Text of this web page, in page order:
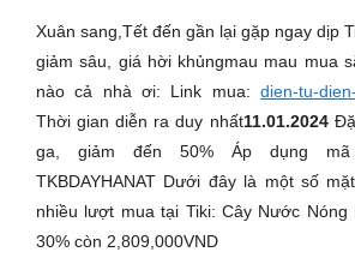
Xuân sang,Tết đến gần lại gặp ngay dịp
giảm sâu, giá hời khủngmau mau mua
nào cả nhà ơi: Link mua: dien-tu-
Thời gian diễn ra duy nhất11.01.2024
ga, giảm đến 50% Áp dụng mã
TKBDAYHANAT Dưới đây là một số
nhiều lượt mua tại Tiki: Cây Nước Nóng
30% còn 2,809,000VND